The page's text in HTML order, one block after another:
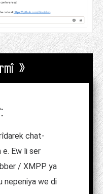
»
chat-
e. Ew li ser
/ XMPP ya
nepeniya we di